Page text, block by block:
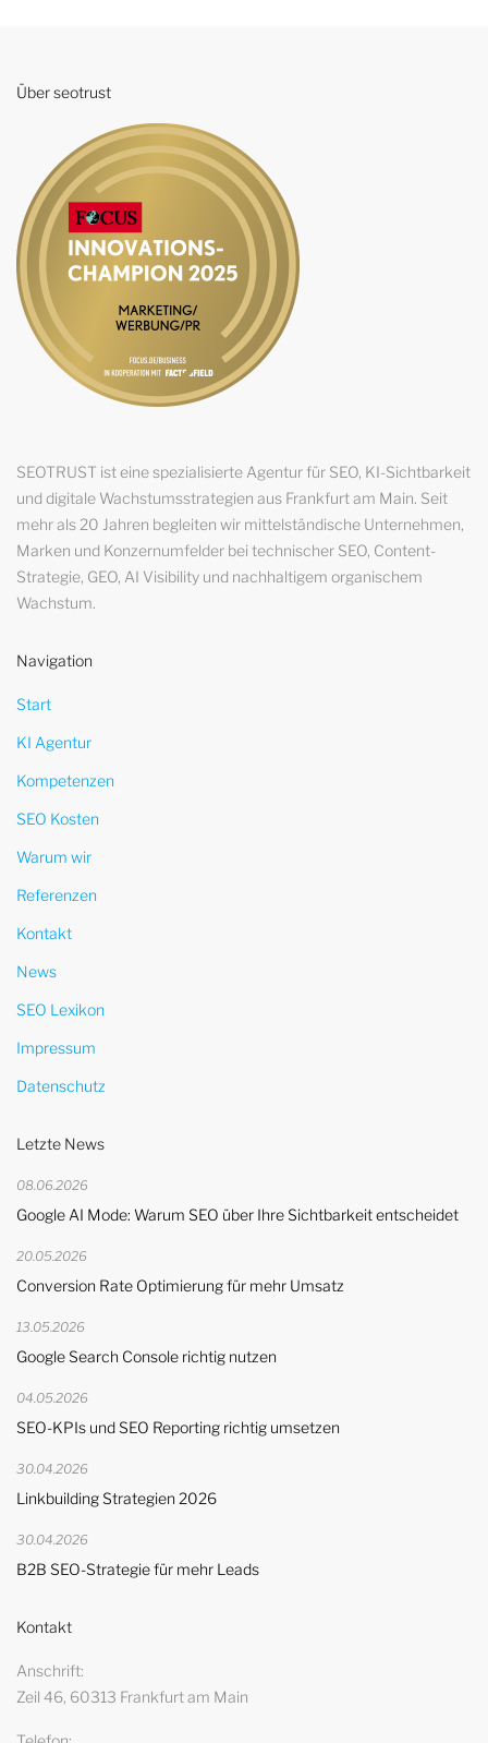
Über seotrust
SEOTRUST ist eine spezialisierte Agentur für SEO, KI-Sichtbarkeit
und digitale Wachstumsstrategien aus Frankfurt am Main. Seit
mehr als 20 Jahren begleiten wir mittelständische Unternehmen,
Marken und Konzernumfelder bei technischer SEO, Content-
Strategie, GEO, AI Visibility und nachhaltigem organischem
Wachstum.
Navigation
Start
KI Agentur
Kompetenzen
SEO Kosten
Warum wir
Referenzen
Kontakt
News
SEO Lexikon
Impressum
Datenschutz
Letzte News
08.06.2026
Google AI Mode: Warum SEO über Ihre Sichtbarkeit entscheidet
20.05.2026
Conversion Rate Optimierung für mehr Umsatz
13.05.2026
Google Search Console richtig nutzen
04.05.2026
SEO-KPIs und SEO Reporting richtig umsetzen
30.04.2026
Linkbuilding Strategien 2026
30.04.2026
B2B SEO-Strategie für mehr Leads
Kontakt
Anschrift
Zeil 46, 60313 Frankfurt am Main